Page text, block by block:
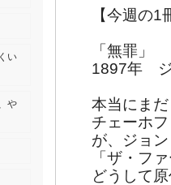
【今週の1
「無罪」
1897年
本当にま
チェーホ
が、ジョ
「ザ・フ
どうして
い
や